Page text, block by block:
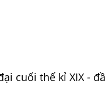
cuối thế kỉ XIX -